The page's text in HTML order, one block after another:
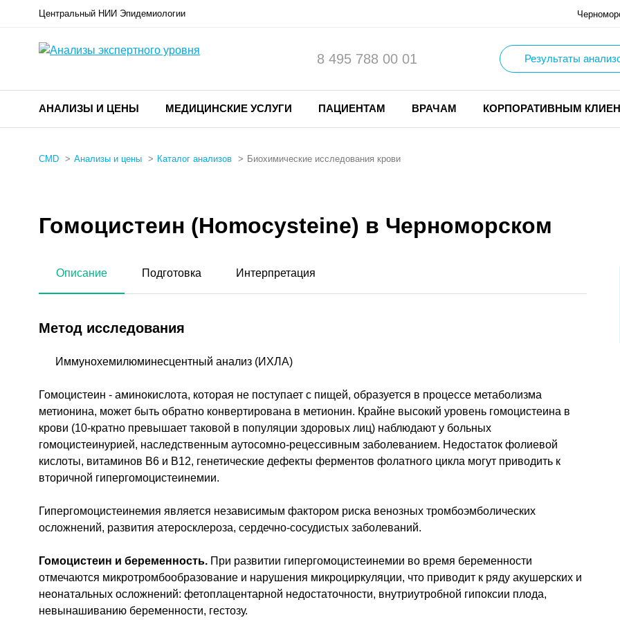
Центральный НИИ Эпидемиологии
8 495 788 00 01 Результаты
АНАЛИЗЫ И ЦЕНЫ МЕДИЦИНСКИЕ УСЛУГИ ПАЦИЕНТАМ ВРАЧАМ КОРПОРАТИВНЫМ
CMD Анализы и цены Каталог анализов Биохимические исследования крови
Гомоцистеин (Homocysteine) в Черноморском
Описание Подготовка Интерпретация
Метод исследования
Иммунохемилюминесцентный анализ (ИХЛА)
Гомоцистеин - аминокислота, которая не поступает с пищей, образуется в процессе метаболизма
метионина, может быть обратно конвертирована в метионин. Крайне высокий уровень гомоцистеина в
крови (10-кратно превышает таковой в популяции здоровых лиц) наблюдают у больных
гомоцистеинурией, наследственным аутосомно-рецессивным заболеванием. Недостаток фолиевой
кислоты, витаминов В6 и В12, генетические дефекты ферментов фолатного цикла могут приводить к
вторичной гипергомоцистеинемии.
Гипергомоцистеинемия является независимым фактором риска венозных тромбоэмболических
осложнений, развития атеросклероза, сердечно-сосудистых заболеваний.
Гомоцистеин и беременность. При развитии гипергомоцистеинемии во время беременности
отмечаются микротромбообразование и нарушения микроциркуляции, что приводит к ряду акушерских и
неонатальных осложнений: фетоплацентарной недостаточности, внутриутробной гипоксии плода,
невынашиванию беременности, гестозу.